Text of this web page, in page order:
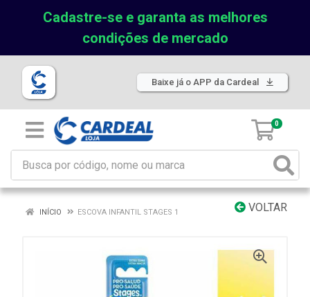
Cadastre-se e garanta as melhores
condições de mercado
Baixe já o APP da Cardeal
0
VOLTAR
INÍCIO ESCOVA INFANTIL STAGES 1